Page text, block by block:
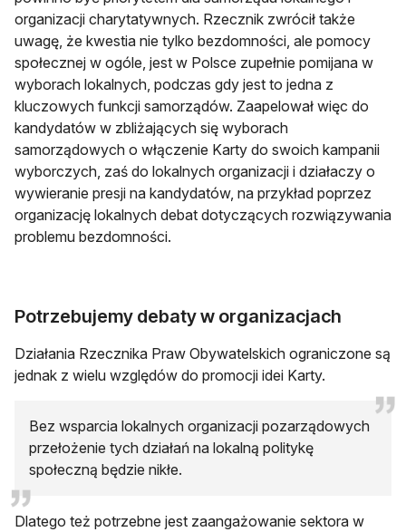
organizacji charytatywnych. Rzecznik zwrócił także
uwagę, że kwestia nie tylko bezdomności, ale pomocy
społecznej w ogóle, jest w Polsce zupełnie pomijana w
wyborach lokalnych, podczas gdy jest to jedna z
kluczowych funkcji samorządów. Zaapelował więc do
kandydatów w zbliżających się wyborach
samorządowych o włączenie Karty do swoich kampanii
wyborczych, zaś do lokalnych organizacji i działaczy o
wywieranie presji na kandydatów, na przykład poprzez
organizację lokalnych debat dotyczących rozwiązywania
problemu bezdomności.
Potrzebujemy debaty w organizacjach
Działania Rzecznika Praw Obywatelskich ograniczone są
jednak z wielu względów do promocji idei Karty.
Bez wsparcia lokalnych organizacji pozarządowych
przełożenie tych działań na lokalną politykę
społeczną będzie nikłe.
Dlatego też potrzebne jest zaangażowanie sektora w